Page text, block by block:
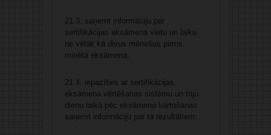
21.3. saņemt informāciju par
sertifikācijas eksāmena vietu un laiku
ne vēlāk kā divus mēnešus pirms
minētā eksāmena;
21.4. iepazīties ar sertifikācijas
eksāmena vērtēšanas sistēmu un triju
dienu laikā pēc eksāmena kārtošanas
saņemt informāciju par tā rezultātiem;